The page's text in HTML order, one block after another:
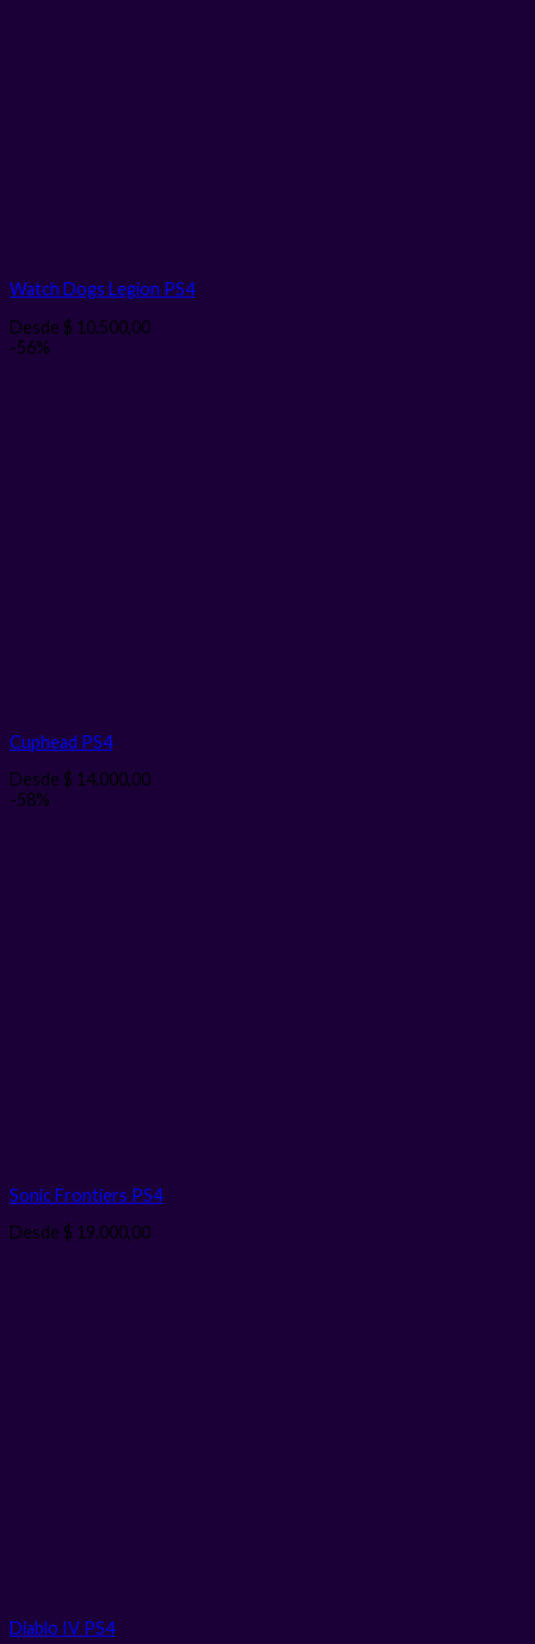
Watch Dogs Legion PS4
Desde $ 10.500,00
-56%
Cuphead PS4
Desde $ 14.000,00
-58%
Sonic Frontiers PS4
Desde $ 19.000,00
Diablo IV PS4